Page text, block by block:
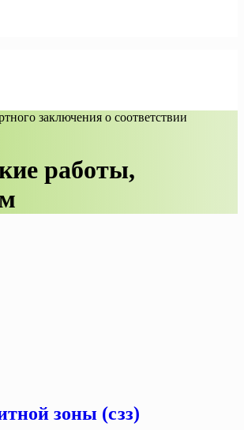
заключения о соответствии
работы,
зоны (сзз)